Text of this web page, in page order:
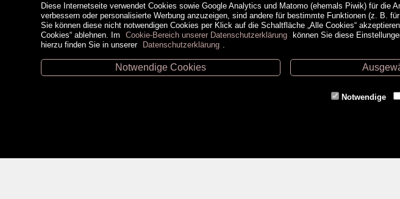
Unsere Öffnungszeiten Zahlungsmethoden
Diese Internetseite verwendet Cookies sowie Google Analytics und Matomo (ehemals Piwik) für
verbessern oder personalisierte Werbung anzuzeigen, sind andere für bestimmte Funktionen (z. B.
Sie können diese nicht notwendigen Cookies per Klick auf die Schaltfläche „Alle Cookies“
Cookies“ ablehnen. Im
Cookie-Bereich unserer Datenschutzerklärung
können Sie diese
hierzu finden Sie in unserer
Datenschutzerklärung
Notwendige Cookies
Notwendige